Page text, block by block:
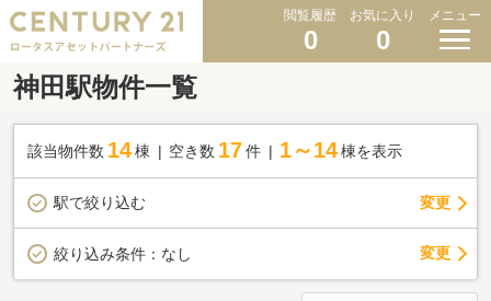
閲覧履歴
0
お気に入り
0
メニュー
神田駅物件一覧
該当物件数 14棟 空き数 17 件 1～14 棟を表示
駅で絞り込む 変更
絞り込み条件： なし 変更